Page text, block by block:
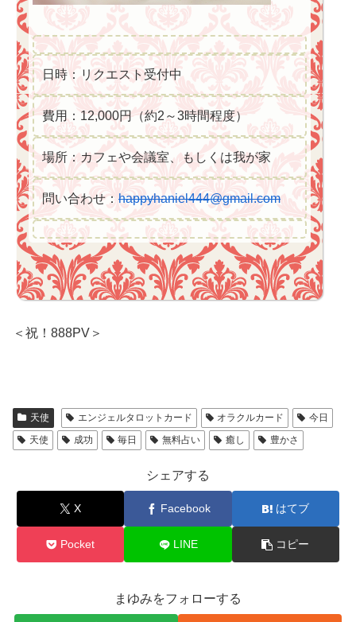
日時：リクエスト受付中
費用：12,000円（約2～3時間程度）
場所：カフェや会議室、もしくは我が家
問い合わせ： happyhaniel444@gmail.com
＜祝！888PV＞
天使 エンジェルタロットカード オラクルカード
今日
天使
成功 毎日 無料占い 癒し 豊かさ
シェアする
X Facebook はてブ
Pocket LINE コピー
まゆみをフォローする